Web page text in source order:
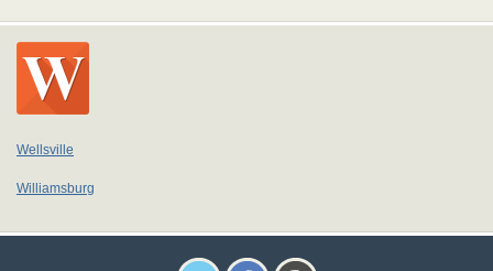
Wellsville
Williamsburg